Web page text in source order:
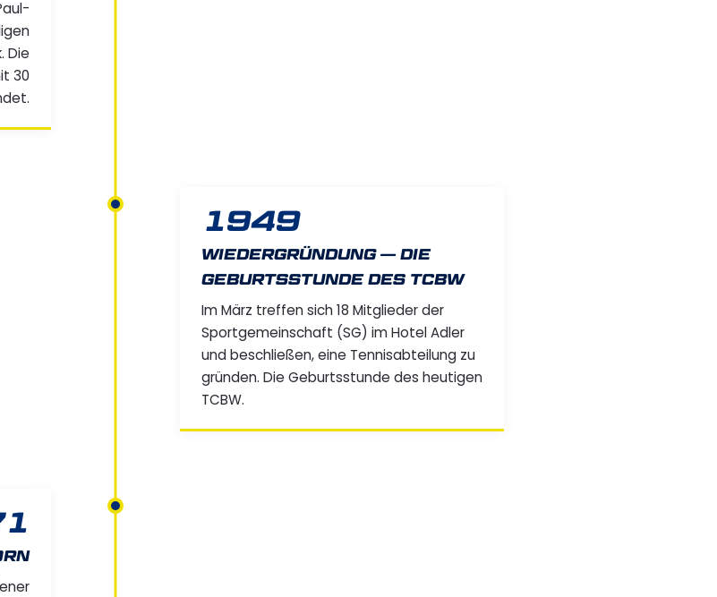
Die
30
1949
WIEDERGRÜNDUNG — DIE
GEBURTSSTUNDE DES TCBW
Im März treffen sich 18 Mitglieder der
Sportgemeinschaft (SG) im Hotel Adler
und beschließen, eine Tennisabteilung zu
gründen. Die Geburtsstunde des heutigen
TCBW.